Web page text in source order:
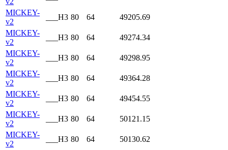
MICKEY-
v2
___H3 80 64
49205.69
MICKEY-
v2
___H3 80 64
49274.34
MICKEY-
v2
___H3 80 64
49298.95
MICKEY-
v2
___H3 80 64
49364.28
MICKEY-
v2
___H3 80 64
49454.55
MICKEY-
v2
___H3 80 64
50121.15
MICKEY-
v2
___H3 80 64
50130.62